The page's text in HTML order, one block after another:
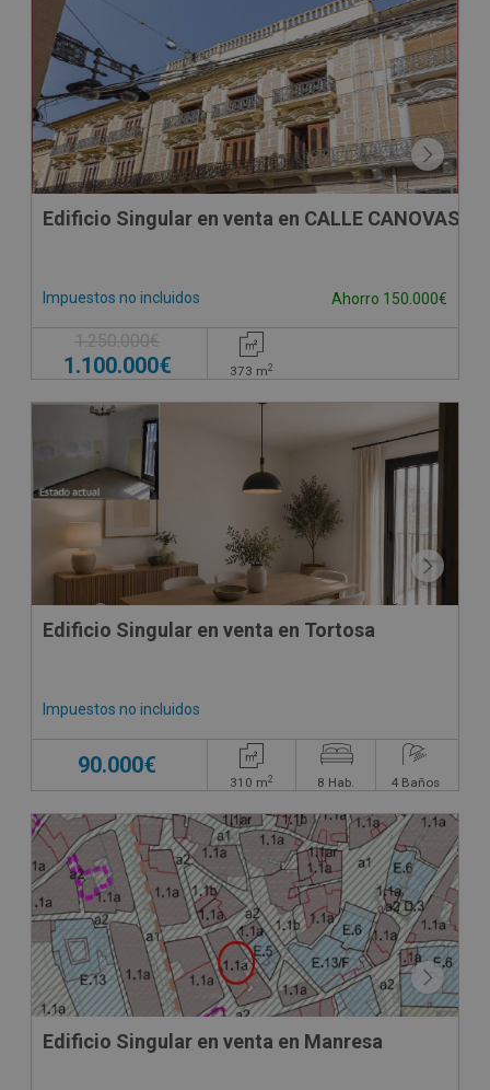
Edificio Singular en venta en CALLE CANOVAS
Impuestos no incluidos Ahorro 150.000€
1.250.000€
1.100.000€ 373 m2
Edificio Singular en venta en Tortosa
Impuestos no incluidos
90.000€
310 m2 8 Hab. 4 Baños
Edificio Singular en venta en Manresa